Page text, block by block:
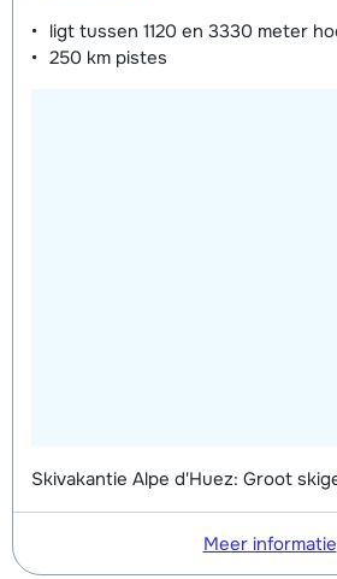
ligt tussen 1120 en 3330 meter
250 km pistes
Skivakantie Alpe d'Huez: Groot
Meer informatie